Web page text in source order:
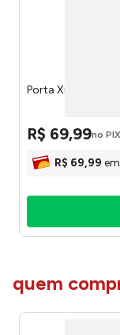
Porta Xícaras Aço
R$ 69,99no PIX
R$ 69,99
quem